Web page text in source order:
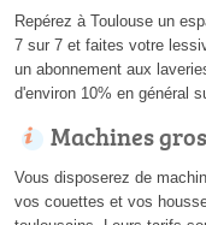
Repérez à Toulouse un
7 sur 7 et faites votre
un abonnement aux
d'environ 10% en général
Machines
Vous disposerez de
vos couettes et vos